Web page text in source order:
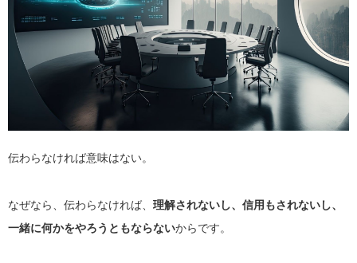
伝わらなければ意味はない。
なぜなら、伝わらなければ、 理解されないし、信用もされないし、
一緒に何かをやろうともならないからです。